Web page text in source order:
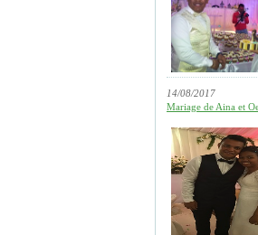
14/08/2017
Mariage de Aina et